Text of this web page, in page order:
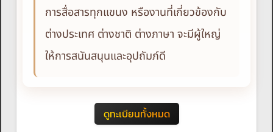
การสื่อสารทุกแขนง หรืองานที่เกี่ยวข้องกับ
ต่างประเทศ ต่างชาติ ต่างภาษา จะมีผู้ใหญ่
ให้การสนันสนุนและอุปถัมภ์ดี
ดูทะเบียนทั้งหมด